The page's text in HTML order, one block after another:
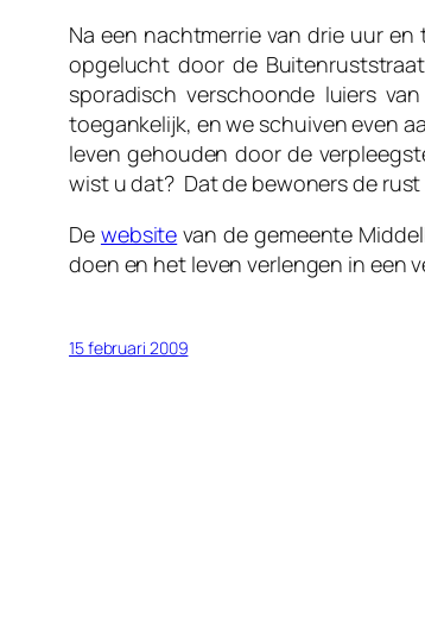
Na een nachtmerrie van drie uur
opgelucht door de
sporadisch verschoonde luiers
toegankelijk, en we schuiven even
leven gehouden door de
wist u dat? Dat de bewoners de
De website van de gemeente
doen en het leven verlengen in een
15 februari 2009